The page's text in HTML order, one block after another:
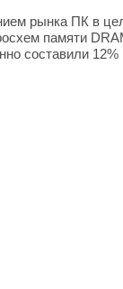
рынка ПК в
памяти
составили 12%